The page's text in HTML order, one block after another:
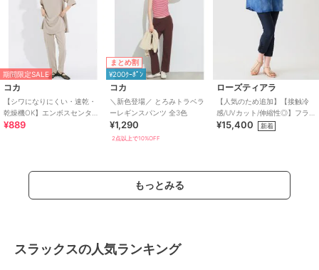
期間限定SALE
コカ
【シワになりにくい・速乾・
乾燥機OK】エンボスセンター
シームレギンスパンツ 全2色
¥889
まとめ割
¥200ｸｰﾎﾟﾝ
コカ
＼新色登場／ とろみトラベラ
ーレギンスパンツ 全3色
¥1,290
2点以上で10%OFF
ローズティアラ
【人気のため追加】【接触冷
感/UVカット/伸縮性◎】フラ
ワーレースレギンスパンツ
¥15,400 新着
もっとみる
スラックスの人気ランキング